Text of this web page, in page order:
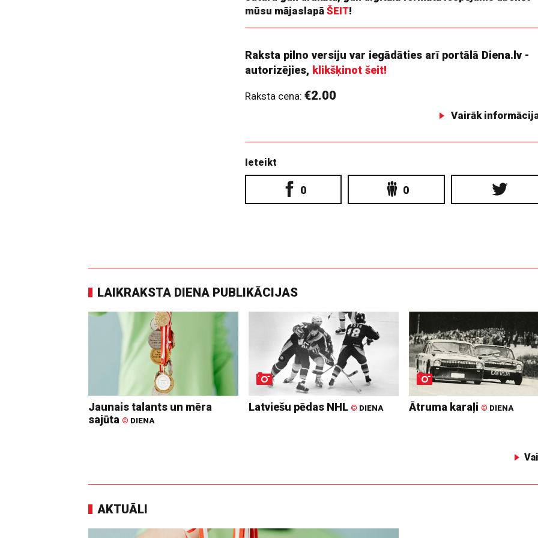
mūsu mājaslapāŠEIT!
Raksta pilno versiju var iegādāties arī portālā Diena.lv -
autorizējies, klikšķinot šeit!
Raksta cena:€2.00
Vairāk
Ieteikt
0 0
LAIKRAKSTA DIENA PUBLIKĀCIJAS
Jaunais talants un mēra
sajūta © DIENA
Latviešu pēdas NHL © DIENA Ātruma karaļi © DIENA
AKTUĀLI